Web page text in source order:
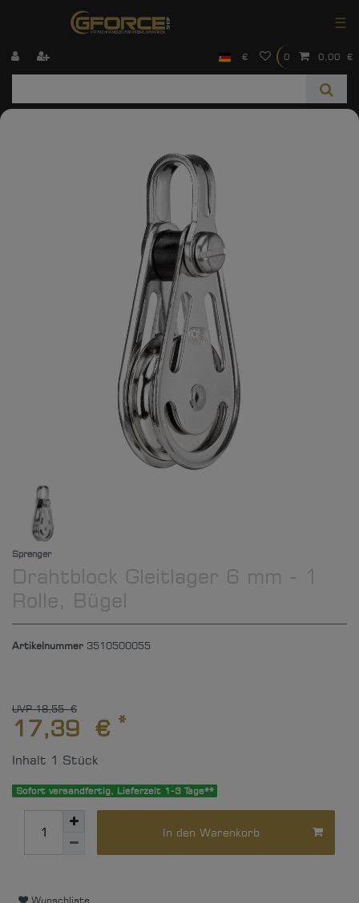
☰
€ 0 0,00 €
Sprenger
Drahtblock Gleitlager 6 mm - 1
Rolle, Bügel
Artikelnummer 3510500055
UVP 18,55 €
17,39 € *
Inhalt 1 Stück
Sofort versandfertig, Lieferzeit 1-3 Tage**
In den Warenkorb
Wunschliste